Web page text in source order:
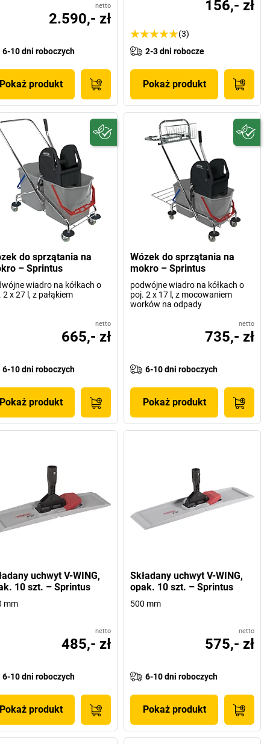
netto
2.590,- zł
6-10 dni roboczych
Pokaż produkt
156,- zł
(3)
2-3 dni robocze
Pokaż produkt
do sprzątania na
– Sprintus
wiadro na kółkach o
2 x 27 l, z pałąkiem
netto
665,- zł
6-10 dni roboczych
Pokaż produkt
Wózek do sprzątania na
mokro – Sprintus
podwójne wiadro na kółkach o
poj. 2 x 17 l, z mocowaniem
worków na odpady
netto
735,- zł
6-10 dni roboczych
Pokaż produkt
uchwyt V-WING,
10 szt. – Sprintus
mm
netto
485,- zł
6-10 dni roboczych
Pokaż produkt
Składany uchwyt V-WING,
opak. 10 szt. – Sprintus
500 mm
netto
575,- zł
6-10 dni roboczych
Pokaż produkt